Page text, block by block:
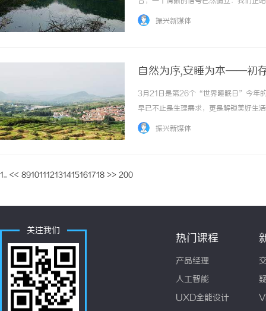
十年的坚守与跋涉，走出了一条属于自
振兴新媒体
自然为序,安睡为本——初
3月21日是第26个“世界睡眠日”今年
早已不止是生理需求，更是解锁美好生
扰，近半数成年人睡眠不足7小时，失
振兴新媒体
1... << 89101112131415161718 >> 200
关注我们
热门课程
产品经理
人工智能
UXD全能设计